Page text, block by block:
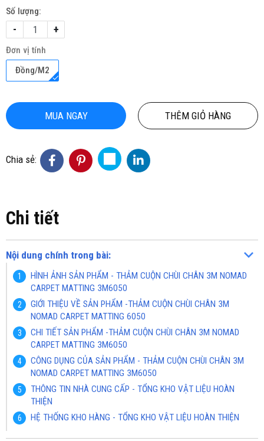
Số lượng:
- +
Đơn vị tính
Đồng/M2
MUA NGAY THÊM GIỎ HÀNG
Chia sẻ:
Chi tiết
Nội dung chính trong bài:
HÌNH ẢNH SẢN PHẨM - THẢM CUỘN CHÙI CHÂN 3M NOMAD
CARPET MATTING 3M6050
GIỚI THIỆU VỀ SẢN PHẨM -THẢM CUỘN CHÙI CHÂN 3M
NOMAD CARPET MATTING 6050
CHI TIẾT SẢN PHẨM -THẢM CUỘN CHÙI CHÂN 3M NOMAD
CARPET MATTING 3M6050
CÔNG DỤNG CỦA SẢN PHẨM - THẢM CUỘN CHÙI CHÂN 3M
NOMAD CARPET MATTING 3M6050
THÔNG TIN NHÀ CUNG CẤP - TỔNG KHO VẬT LIỆU HOÀN
THIỆN
HỆ THỐNG KHO HÀNG - TỔNG KHO VẬT LIỆU HOÀN THIỆN